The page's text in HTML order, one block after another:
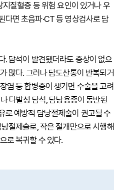
지질혈증 등 위험 요인이 있거나 우
다면 초음파·CT 등 영상검사로 담
. 담석이 발견됐더라도 증상이 없으
많다. 그러나 담도산통이 반복되거
염 등 합병증이 생기면 수술을 고려
다발성 담석, 담낭용종이 동반된
로 예방적 담낭절제술이 권고될 수
절제술로, 작은 절개만으로 시행해
로 복귀할 수 있다.